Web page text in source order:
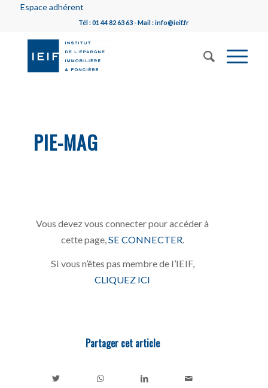
Espace adhérent
Tél : 01 44 82 63 63 - Mail : info@ieif.fr
PIE-MAG
Vous devez vous connecter pour accéder à
cette page, SE CONNECTER
Si vous n’êtes pas membre de l’IEIF,
CLIQUEZ ICI
Partager cet article